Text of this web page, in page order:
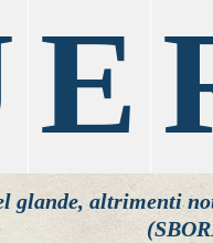
E
glande, altrimenti